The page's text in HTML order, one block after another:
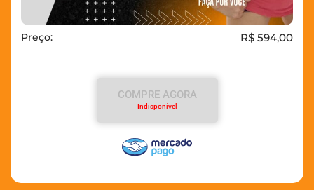
Preço: R$ 594,00
COMPRE AGORA
Indisponível